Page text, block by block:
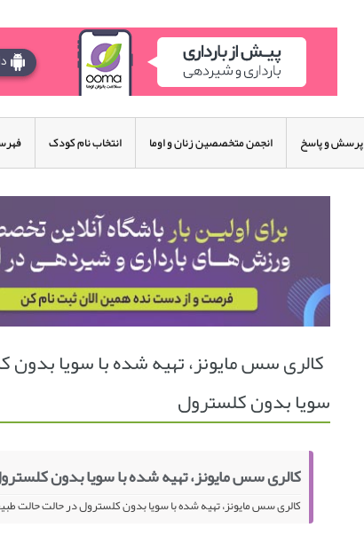
پرسش و پاسخ انجمن متخصصین زنان و اوما انتخاب نام کودک
کالری سس مایونز، تهیه شده با سویا
سویا بدون کلسترول
کالری سس مایونز، تهیه شده با سویا بدون
کالری سس مایونز، تهیه شده با سویا بدون کلسترول در حالت حالت طبیعی 482 کیلو کالری در 100 گرم می